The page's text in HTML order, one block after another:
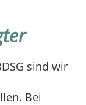
sind wir
Bei